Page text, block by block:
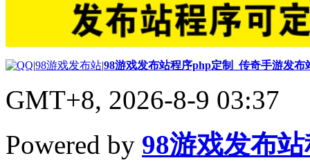
|98游戏发布站|98游戏发布站程序php定制_传奇手游发
GMT+8, 2026-8-9 03:37
Powered by 98游戏发布